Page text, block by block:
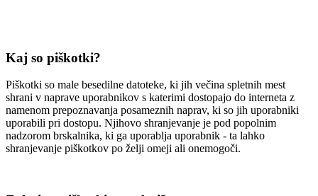
Kaj so piškotki?
Piškotki so male besedilne datoteke, ki jih večina spletnih mest
shrani v naprave uporabnikov s katerimi dostopajo do interneta z
namenom prepoznavanja posameznih naprav, ki so jih uporabniki
uporabili pri dostopu. Njihovo shranjevanje je pod popolnim
nadzorom brskalnika, ki ga uporablja uporabnik - ta lahko
shranjevanje piškotkov po želji omeji ali onemogoči.